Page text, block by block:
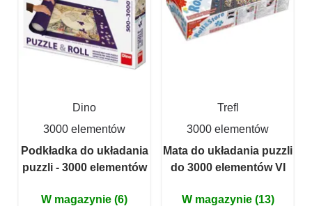
Dino
3000 elementów
Podkładka do układania
puzzli - 3000 elementów
W magazynie (6)
Trefl
3000 elementów
Mata do układania puzzli
do 3000 elementów VI
W magazynie (13)